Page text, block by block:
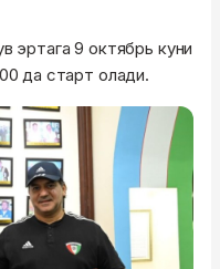
эртага 9 октябрь куни
да старт олади.